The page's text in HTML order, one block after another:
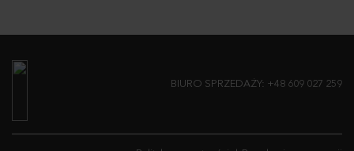
BIURO SPRZEDAŻY: +48 609 027 259